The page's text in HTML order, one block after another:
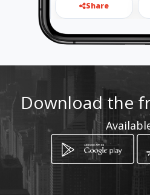
Share
Location
Download the